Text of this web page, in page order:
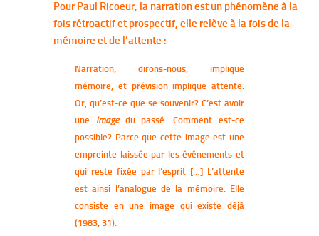
Pour Paul Ricoeur, la narration est un phénomène à la
fois rétroactif et prospectif, elle relève à la fois de la
mémoire et de l’attente :
Narration, dirons-nous, implique
mémoire, et prévision implique attente.
Or, qu’est-ce que se souvenir? C’est avoir
une image du passé. Comment est-ce
possible? Parce que cette image est une
empreinte laissée par les événements et
qui reste fixée par l’esprit […] L’attente
est ainsi l’analogue de la mémoire. Elle
consiste en une image qui existe déjà
(1983, 31).